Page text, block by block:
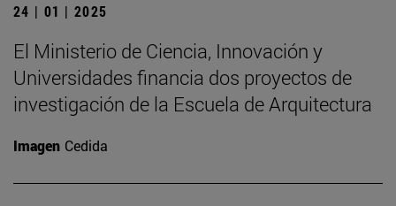
24 | 01 | 2025
El Ministerio de Ciencia, Innovación y
Universidades financia dos proyectos de
investigación de la Escuela de Arquitectura
Imagen Cedida